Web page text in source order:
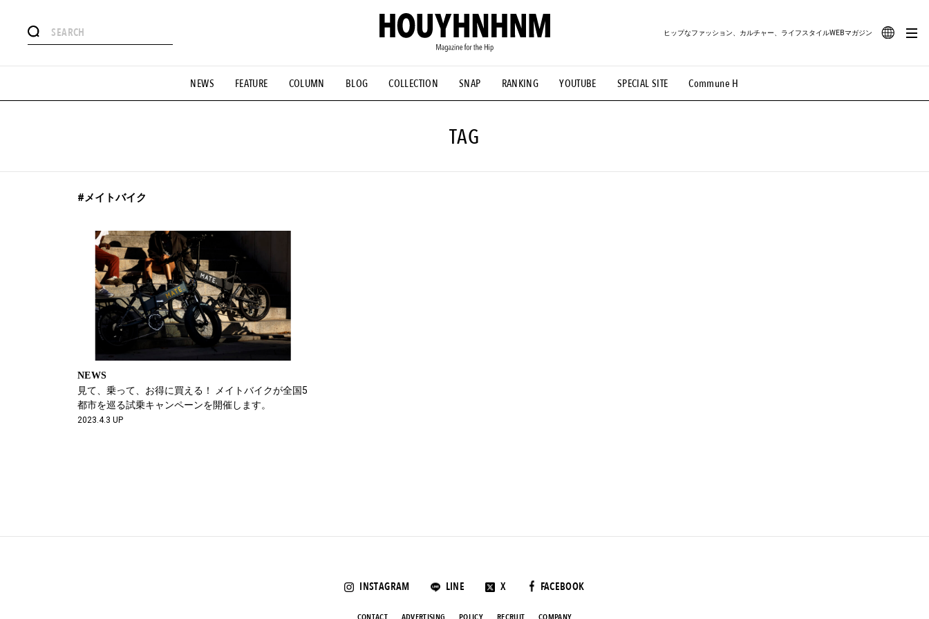
NEWS FEATURE COLUMN BLOG COLLECTION SNAP RANKING YOUTUBE SPECIAL SITE Commune H
ヒップなファッション、カルチャー、ライフスタイルWEBマガジン
#憧れの逸品 #ESSENTIAL DESIGNS #古着サミット #NEW VINTAGE #マイナーグッド図鑑 #路地裏てぃーん。 #MONTHLY JOURNAL
#GH 銘品の所以 #フイナムのYouTube #Commune H #FOCUS IT #AH.H #ととけん #FASHION #MUSIC #MOVIE #LIFESTYLE #SNEAKER #OUTDOOR
TAG
#メイトバイク
NEWS
見て、乗って、お得に買える！ メイトバイクが全国5
都市を巡る試乗キャンペーンを開催します。
2023.4.3 UP
INSTAGRAM LINE X FACEBOOK